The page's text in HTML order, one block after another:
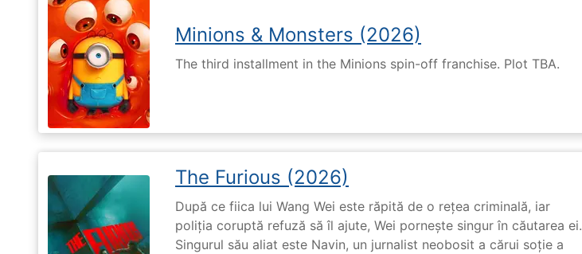
Minions & Monsters (2026)
The third installment in the Minions spin-off franchise. Plot TBA.
The Furious (2026)
După ce fiica lui Wang Wei este răpită de o rețea criminală, iar
poliția coruptă refuză să îl ajute, Wei pornește singur în căutarea ei.
Singurul său aliat este Navin, un jurnalist neobosit a cărui soție a